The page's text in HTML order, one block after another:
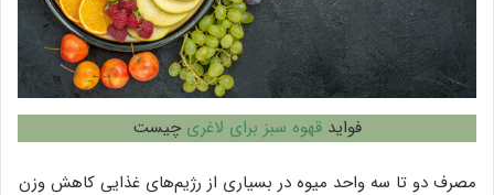
فوایدقهوه سبز برای لاغری چیست
مصرف دو تا سه واحد میوه در بسیاری از رژیم‌های غذایی کاهش وزن